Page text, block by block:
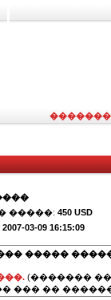
�����: 450 USD
2007-03-09 16:15:09
�����
(�������
��� ��